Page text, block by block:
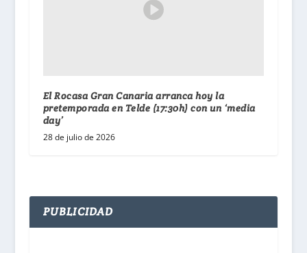
El Rocasa Gran Canaria arranca hoy la
pretemporada en Telde (17:30h) con un ‘media
day’
28 de julio de 2026
PUBLICIDAD